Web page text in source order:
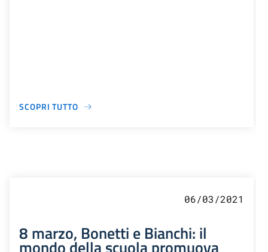
SCOPRI TUTTO
06/03/2021
8 marzo, Bonetti e Bianchi: il